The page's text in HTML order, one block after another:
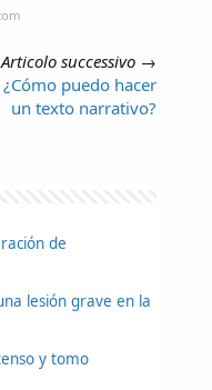
Articolo successivo →
¿Cómo puedo hacer
un texto narrativo?
de
lesión grave en la
y tomo